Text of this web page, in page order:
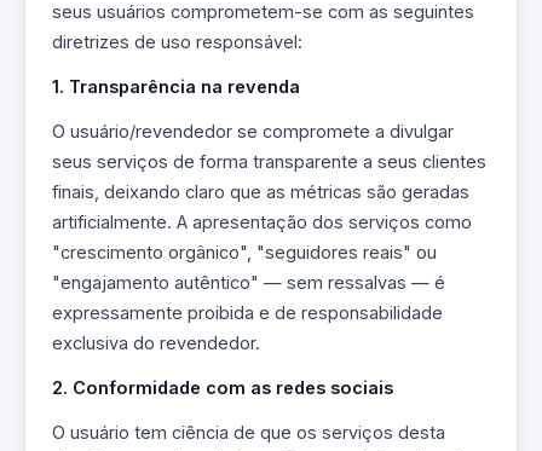
seus usuários comprometem-se com as seguintes
diretrizes de uso responsável:
1. Transparência na revenda
O usuário/revendedor se compromete a divulgar
seus serviços de forma transparente a seus clientes
finais, deixando claro que as métricas são geradas
artificialmente. A apresentação dos serviços como
"crescimento orgânico", "seguidores reais" ou
"engajamento autêntico" — sem ressalvas — é
expressamente proibida e de responsabilidade
exclusiva do revendedor.
2. Conformidade com as redes sociais
O usuário tem ciência de que os serviços desta